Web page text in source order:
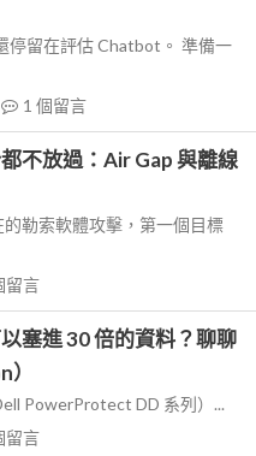
停留在評估 Chatbot。 準備一
1 個留言
不放過：Air Gap 與離線
勒索軟體攻擊，第一個目標
留言
塞進 30 倍的資料？聊聊
PowerProtect DD 系列）...
留言